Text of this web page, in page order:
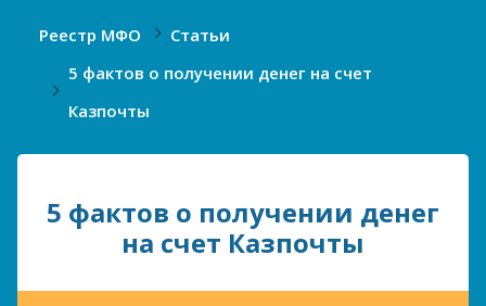
Реестр МФО
Статьи
5 фактов о получении денег на счет
Казпочты
5 фактов о получении денег
на счет Казпочты